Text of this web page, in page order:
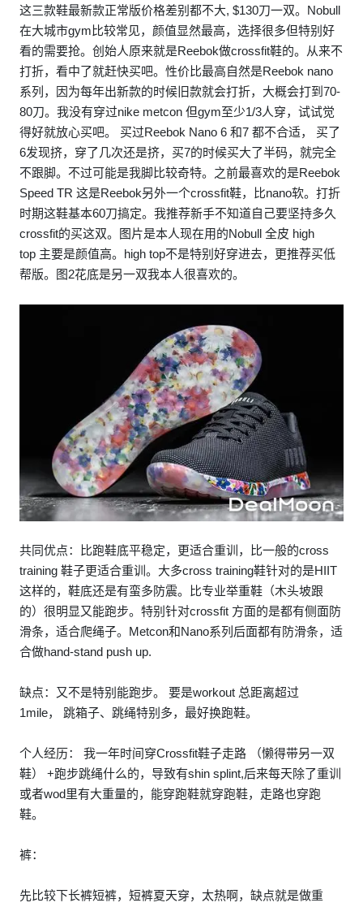
这三款鞋最新款正常版价格差别都不大, $130刀一双。Nobull
在大城市gym比较常见，颜值显然最高，选择很多但特别好
看的需要抢。创始人原来就是Reebok做crossfit鞋的。从来不
打折，看中了就赶快买吧。性价比最高自然是Reebok nano
系列，因为每年出新款的时候旧款就会打折，大概会打到70-
80刀。我没有穿过nike metcon 但gym至少1/3人穿，试试觉
得好就放心买吧。 买过Reebok Nano 6 和7 都不合适， 买了
6发现挤，穿了几次还是挤，买7的时候买大了半码，就完全
不跟脚。不过可能是我脚比较奇特。之前最喜欢的是Reebok
Speed TR 这是Reebok另外一个crossfit鞋，比nano软。打折
时期这鞋基本60刀搞定。我推荐新手不知道自己要坚持多久
crossfit的买这双。图片是本人现在用的Nobull 全皮 high
top 主要是颜值高。high top不是特别好穿进去，更推荐买低
帮版。图2花底是另一双我本人很喜欢的。
共同优点：比跑鞋底平稳定，更适合重训，比一般的cross
training 鞋子更适合重训。大多cross training鞋针对的是HIIT
这样的，鞋底还是有蛮多防震。比专业举重鞋（木头坡跟
的）很明显又能跑步。特别针对crossfit 方面的是都有侧面防
滑条，适合爬绳子。Metcon和Nano系列后面都有防滑条，适
合做hand-stand push up.
缺点：又不是特别能跑步。 要是workout 总距离超过
1mile， 跳箱子、跳绳特别多，最好换跑鞋。
个人经历： 我一年时间穿Crossfit鞋子走路 （懒得带另一双
鞋） +跑步跳绳什么的，导致有shin splint,后来每天除了重训
或者wod里有大重量的，能穿跑鞋就穿跑鞋，走路也穿跑
鞋。
裤：
先比较下长裤短裤，短裤夏天穿，太热啊，缺点就是做重